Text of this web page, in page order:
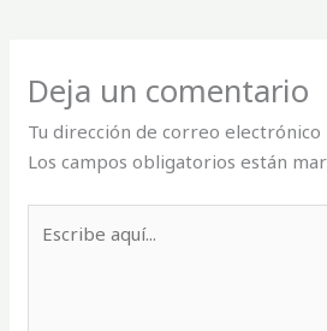
Deja un comentario
Tu dirección de correo electrónico
Los campos obligatorios están
aquí...